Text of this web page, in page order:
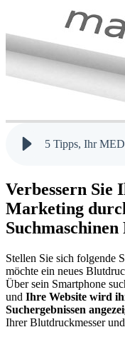
Verbessern
Marketing
Stellen Sie sich folgende
möchte ein neues
Über sein Smartphone
und Ihre Website wird
Suchergebnissen
Ihrer Blutdruckmesser